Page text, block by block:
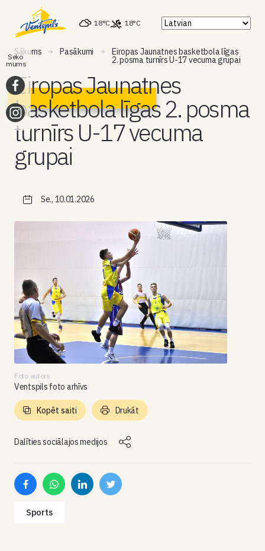
18°C 18°C
Sākums Pasākumi Eiropas Jaunatnes basketbola līgas
2. posma turnīrs U-17 vecuma grupai
Eiropas Jaunatnes
basketbola līgas 2. posma
turnīrs U-17 vecuma
grupai
Se., 10.01.2026
Foto autors
Ventspils foto arhīvs
Dalīties sociālajos medijos
Kopēt saiti Drukāt
Sports
Seko
mums